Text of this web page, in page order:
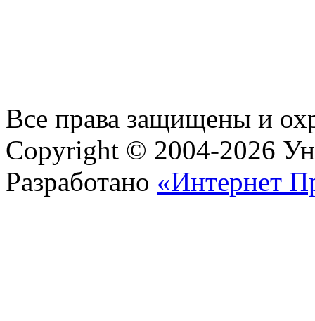
Все права защищены и
Copyright © 2004-2026
Разработано «Интернет